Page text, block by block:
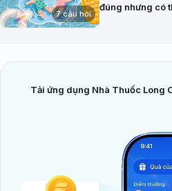
7 câu hỏi
đúng nhưng có
Tải ứng dụng Nhà Thuốc Long